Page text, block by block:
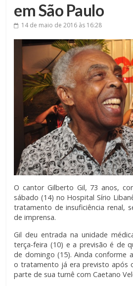
em São Paulo
14 de maio de 2016 às 16:28
O cantor Gilberto Gil, 73 anos,
sábado (14) no Hospital Sírio
tratamento de insuficiência renal,
de imprensa.
Gil deu entrada na unidade
terça-feira (10) e a previsão é de
de domingo (15). Ainda conforme
o tratamento já era previsto após
parte de sua turnê com Caetano